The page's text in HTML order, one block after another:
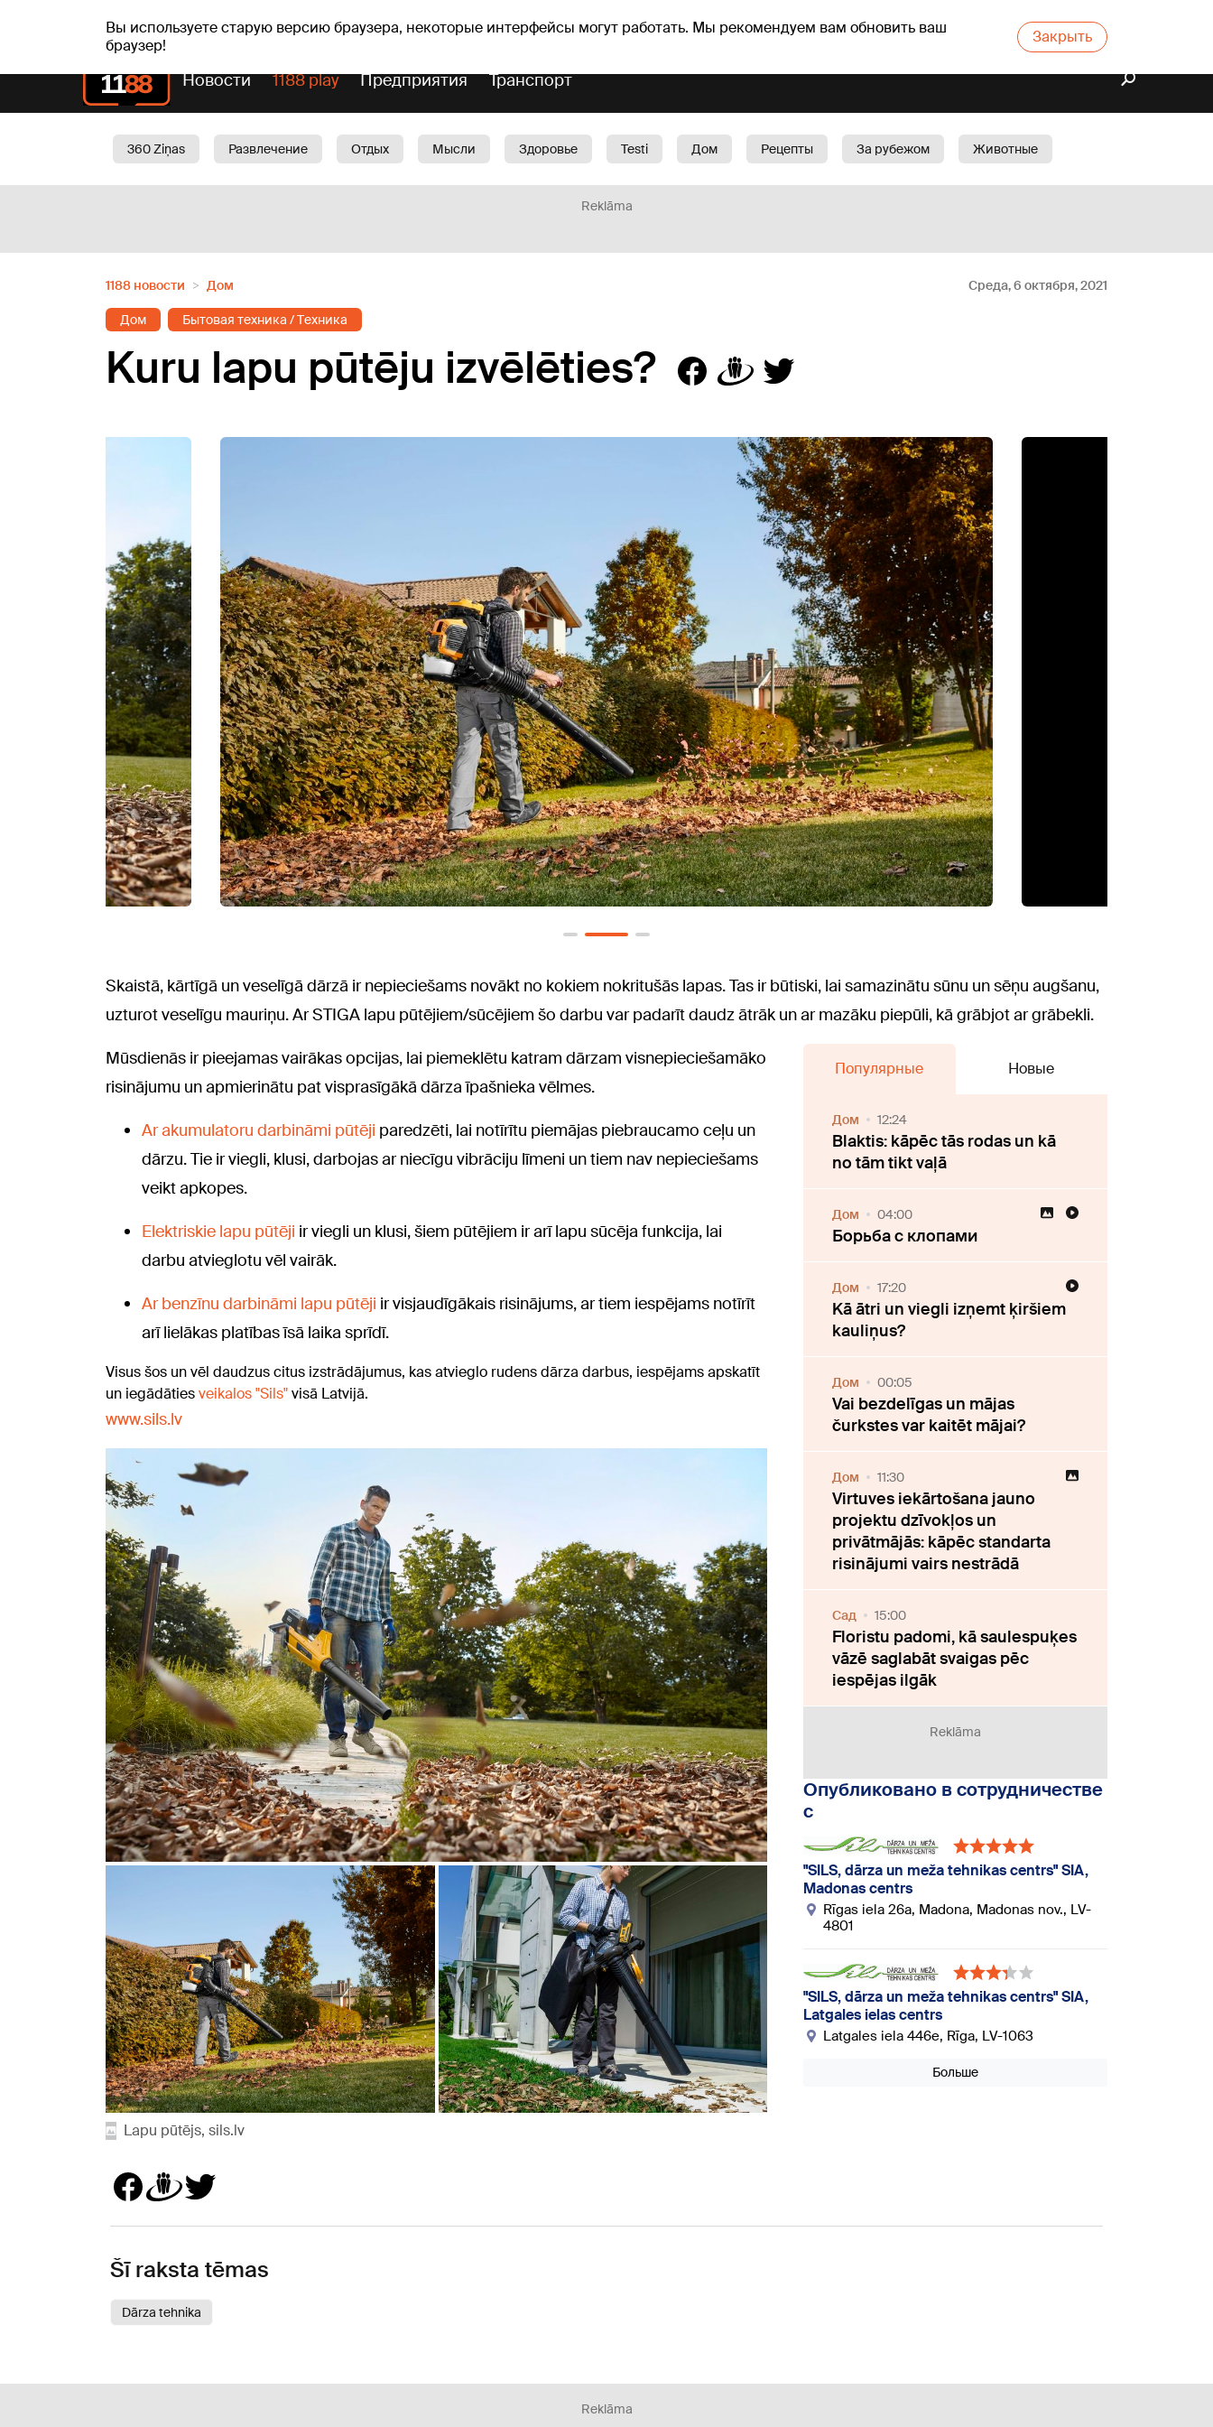
Вы используете старую версию браузера, некоторые интерфейсы могут работать. Мы рекомендуем вам обновить ваш
браузер!
Закрыть
вс, 09.08.2026. +22°C Genoveva, Madara, Genovefa Прогноз погоды Гороскопы
Новости 1188 play Предприятия Транспорт
360 Ziņas Развлечение Отдых Мысли Здоровье Testi Дом Рецепты За рубежом
Животные
Reklāma
1188 новости Дом Среда, 6 октября, 2021
Дом Бытовая техника / Tехника
Kuru lapu pūtēju izvēlēties?
Skaistā, kārtīgā un veselīgā dārzā ir nepieciešams novākt no kokiem nokritušās lapas. Tas ir būtiski, lai samazinātu sūnu un sēņu augšanu,
uzturot veselīgu mauriņu. Ar STIGA lapu pūtējiem/sūcējiem šo darbu var padarīt daudz ātrāk un ar mazāku piepūli, kā grābjot ar grābekli.
Mūsdienās ir pieejamas vairākas opcijas, lai piemeklētu katram dārzam visnepieciešamāko
risinājumu un apmierinātu pat visprasīgākā dārza īpašnieka vēlmes.
Ar akumulatoru darbināmi pūtēji paredzēti, lai notīrītu piemājas piebraucamo ceļu un
dārzu. Tie ir viegli, klusi, darbojas ar niecīgu vibrāciju līmeni un tiem nav nepieciešams
veikt apkopes.
Elektriskie lapu pūtēji ir viegli un klusi, šiem pūtējiem ir arī lapu sūcēja funkcija, lai
darbu atvieglotu vēl vairāk.
Ar benzīnu darbināmi lapu pūtēji ir visjaudīgākais risinājums, ar tiem iespējams notīrīt
arī lielākas platības īsā laika sprīdī.
Visus šos un vēl daudzus citus izstrādājumus, kas atvieglo rudens dārza darbus, iespējams apskatīt
un iegādātiesveikalos "Sils"visā Latvijā.
www.sils.lv
Lapu pūtējs, sils.lv
Популярные Новые
Дом 12:24
Blaktis: kāpēc tās rodas un kā
no tām tikt vaļā
Дом 04:00
Борьба с клопами
Дом 17:20
Kā ātri un viegli izņemt ķiršiem
kauliņus?
Дом 00:05
Vai bezdelīgas un mājas
čurkstes var kaitēt mājai?
Дом 11:30
Virtuves iekārtošana jauno
projektu dzīvokļos un
privātmājās: kāpēc standarta
risinājumi vairs nestrādā
Cад 15:00
Floristu padomi, kā saulespuķes
vāzē saglabāt svaigas pēc
iespējas ilgāk
Reklāma
Опубликовано в сотрудничестве
с
"SILS, dārza un meža tehnikas centrs" SIA,
Madonas centrs
Rīgas iela 26a, Madona, Madonas nov., LV-
4801
"SILS, dārza un meža tehnikas centrs" SIA,
Latgales ielas centrs
Latgales iela 446e, Rīga, LV-1063
Больше
Šī raksta tēmas
Dārza tehnika
Reklāma